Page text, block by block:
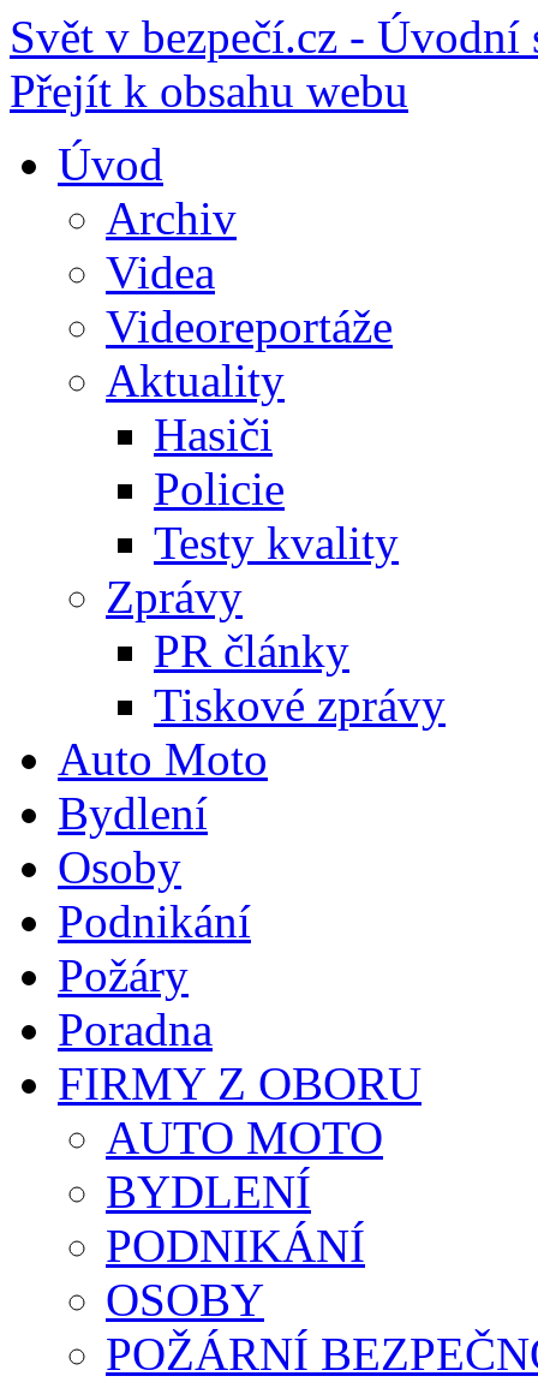
Svět v bezpečí.cz - Úvodní
Přejít k obsahu webu
Úvod
Archiv
Videa
Videoreportáže
Aktuality
Hasiči
Policie
Testy kvality
Zprávy
PR články
Tiskové zprávy
Auto Moto
Bydlení
Osoby
Podnikání
Požáry
Poradna
FIRMY Z OBORU
AUTO MOTO
BYDLENÍ
PODNIKÁNÍ
OSOBY
POŽÁRNÍ